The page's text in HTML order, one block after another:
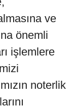
ve
önemli
işlemlere
noterlik